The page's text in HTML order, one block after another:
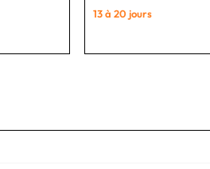
13 à 20 jours